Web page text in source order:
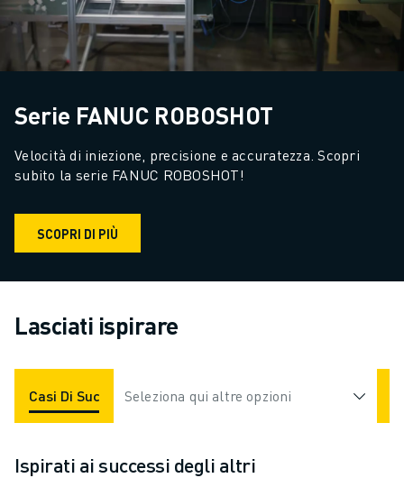
Serie FANUC ROBOSHOT
Velocità di iniezione, precisione e accuratezza. Scopri
subito la serie FANUC ROBOSHOT!
SCOPRI DI PIÙ
Lasciati ispirare
Casi Di Successo Applicazioni Settori
Seleziona qui altre opzioni
Ispirati ai successi degli altri